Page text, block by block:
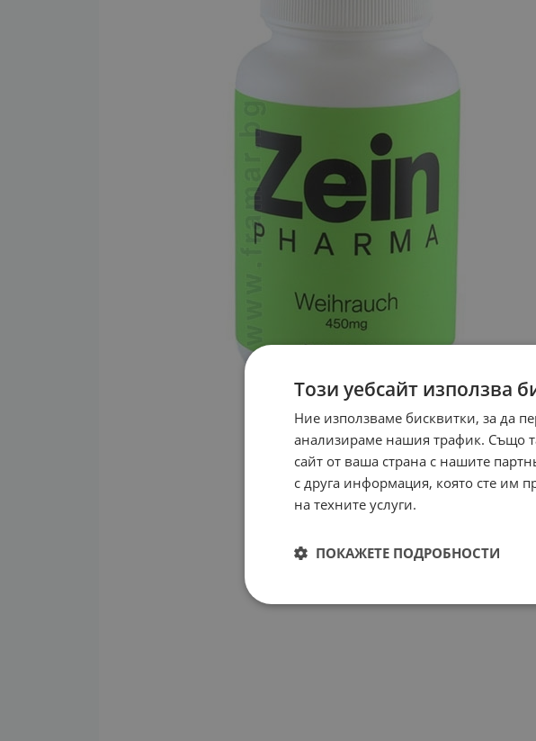
Този уебсайт използва
Ние използваме бисквитки, за да
анализираме нашия трафик. Също
сайт от ваша страна с нашите
с друга информация, която сте им
на техните услуги.
ПОКАЖЕТЕ ПОДРОБНОСТИ